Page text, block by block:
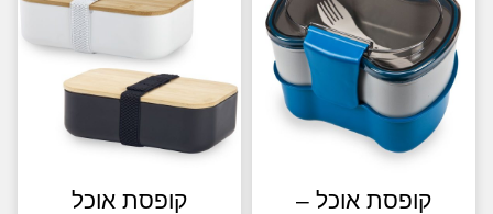
קופסת אוכל –
קופסת אוכל